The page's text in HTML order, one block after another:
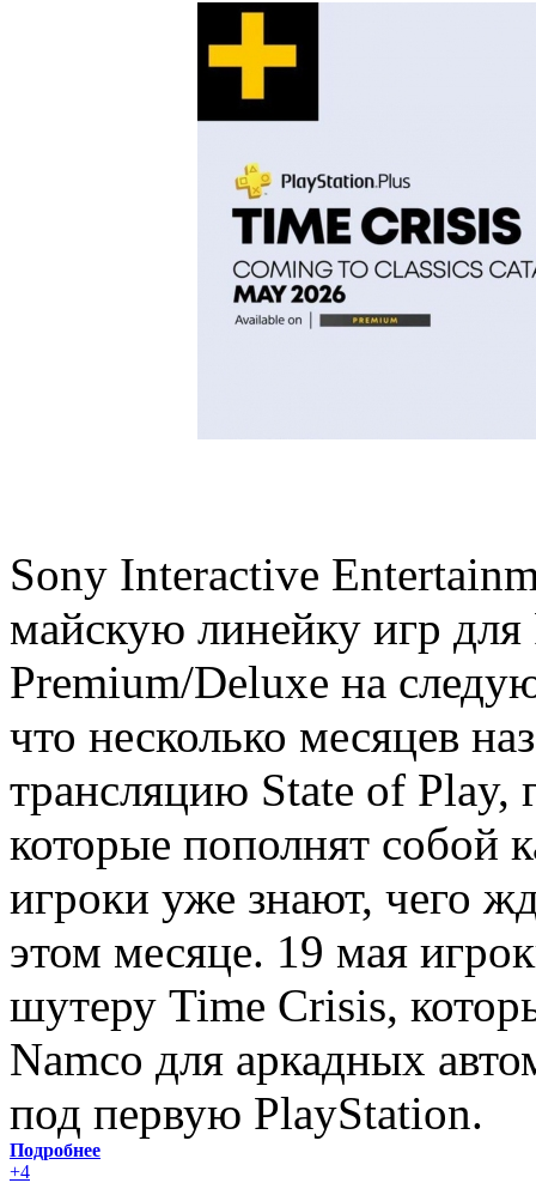
Sony Interactive
майскую линейку игр
Premium/Deluxe на
что несколько месяцев
трансляцию State of Play,
которые пополнят собой
игроки уже знают, чего
этом месяце. 19 мая
шутеру Time Crisis,
Namco для аркадных
под первую PlayStation.
Подробнее
+4